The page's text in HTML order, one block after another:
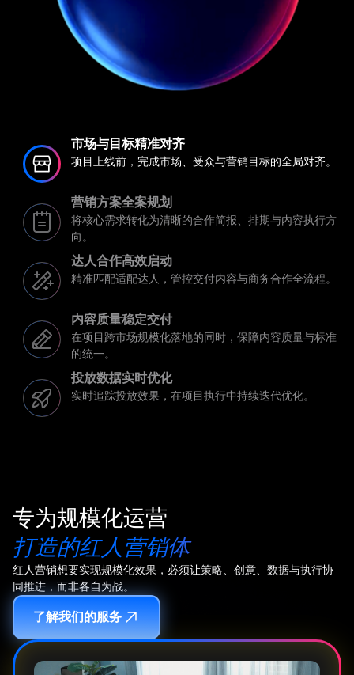
市场与目标精准对齐
项目上线前，完成市场、受众与营销目标的全局对齐。
营销方案全案规划
将核心需求转化为清晰的合作简报、排期与内容执行方
向。
达人合作高效启动
精准匹配适配达人，管控交付内容与商务合作全流程。
内容质量稳定交付
在项目跨市场规模化落地的同时，保障内容质量与标准
的统一。
投放数据实时优化
实时追踪投放效果，在项目执行中持续迭代优化。
专为规模化运营
打造的红人营销体
红人营销想要实现规模化效果，必须让策略、创意、数据与执行协
同推进，而非各自为战。
了解我们的服务